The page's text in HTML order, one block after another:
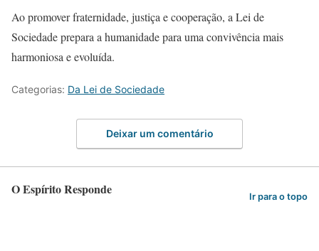
Ao promover fraternidade, justiça e cooperação, a Lei de
Sociedade prepara a humanidade para uma convivência mais
harmoniosa e evoluída.
Categorias: Da Lei de Sociedade
Deixar um comentário
O Espírito Responde Ir para o topo